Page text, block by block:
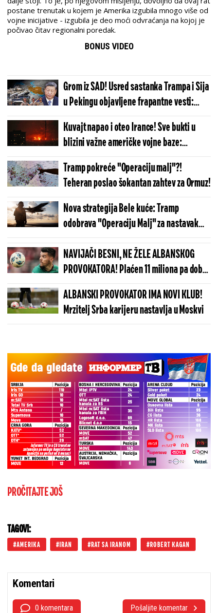
postane trenutak u kojem je Amerika izgubila mnogo više od
vojne inicijative - izgubila je deo moći odvraćanja na kojoj je
počivao čitav regionalni poredak.
BONUS VIDEO
Grom iz SAD! Usred sastanka Trampa i Sija
u Pekingu objavljene frapantne vesti:
Znate li šta je Kina uradila sa Iranom?
Kuvajt napao i oteo Irance! Sve bukti u
blizini važne američke vojne baze:
Situacija se otela kontroli
Tramp pokreće "Operaciju malj"?!
Teheran poslao šokantan zahtev za Ormuz!
Nova strategija Bele kuće: Tramp
odobrava "Operaciju Malj" za nastavak
rata u Iranu?
NAVIJAČI BESNI, NE ŽELE ALBANSKOG
PROVOKATORA! Plaćen 11 miliona pa dobio
brutalnu poruku
ALBANSKI PROVOKATOR IMA NOVI KLUB!
Mrzitelj Srba karijeru nastavlja u Moskvi
PROČITAJTE JOŠ
TAGOVI:
AMERIKA IRAN RAT SA IRANOM ROBERT KAGAN
Komentari
0 komentara Pošaljite komentar